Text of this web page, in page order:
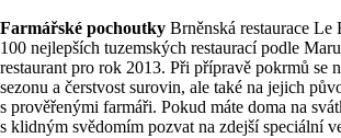
Farmářské pochoutky Brněnská restaurace Le
100 nejlepších tuzemských restaurací podle
restaurant pro rok 2013. Při přípravě pokrmů se
sezonu a čerstvost surovin, ale také na jejich
s prověřenými farmáři. Pokud máte doma na
s klidným svědomím pozvat na zdejší speciální